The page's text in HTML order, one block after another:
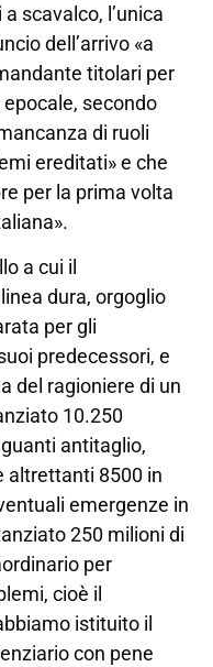
scavalco, l’unica
dell’arrivo «a
titolari per
secondo
di ruoli
ereditati» e che
per la prima volta
a cui il
dura, orgoglio
per gli
predecessori, e
del ragioniere di un
10.250
antitaglio,
altrettanti 8500 in
emergenze in
250 milioni di
per
cioè il
istituito il
con pene